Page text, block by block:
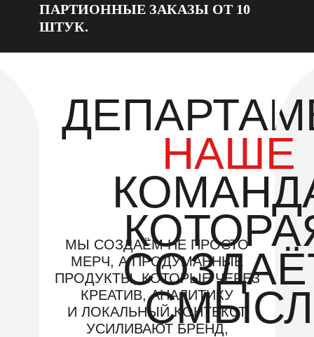
ПАРТИОННЫЕ ЗАКАЗЫ ОТ 10
ШТУК.
МЫ СОЗДАЁМ НЕ ПРОСТО
МЕРЧ, А ПРОДУМАННЫЕ
ПРОДУКТЫ, КОТОРЫЕ ЧЕРЕЗ
КРЕАТИВ, АНАЛИТИКУ
И ЛОКАЛЬНЫЙ КОНТЕКСТ
УСИЛИВАЮТ БРЕНД,
НАШЕ
СМЫСЛ